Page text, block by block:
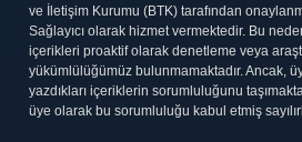
ve İletişim Kurumu (BTK) tarafından
Sağlayıcı olarak hizmet vermektedir. Bu
içerikleri proaktif olarak denetleme veya
yükümlülüğümüz bulunmamaktadır. Ancak,
yazdıkları içeriklerin sorumluluğunu
üye olarak bu sorumluluğu kabul etmiş